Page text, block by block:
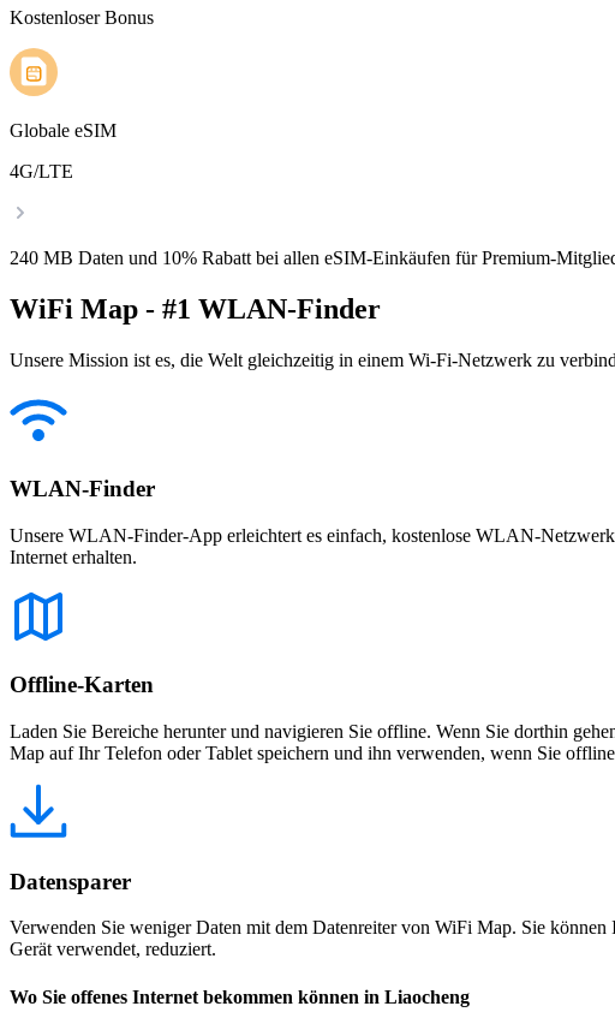
Kostenloser Bonus
Globale eSIM
4G/LTE
240 MB Daten und 10% Rabatt bei allen eSIM-Einkäufen für Premium-
WiFi Map - #1 WLAN-Finder
Unsere Mission ist es, die Welt gleichzeitig in einem Wi-Fi-Netzwerk zu
WLAN-Finder
Unsere WLAN-Finder-App erleichtert es einfach, kostenlose WLAN-
Internet erhalten.
Offline-Karten
Laden Sie Bereiche herunter und navigieren Sie offline. Wenn Sie dorthin
Map auf Ihr Telefon oder Tablet speichern und ihn verwenden, wenn Sie
Datensparer
Verwenden Sie weniger Daten mit dem Datenreiter von WiFi Map. Sie
Gerät verwendet, reduziert.
Wo Sie offenes Internet bekommen können in Liaocheng